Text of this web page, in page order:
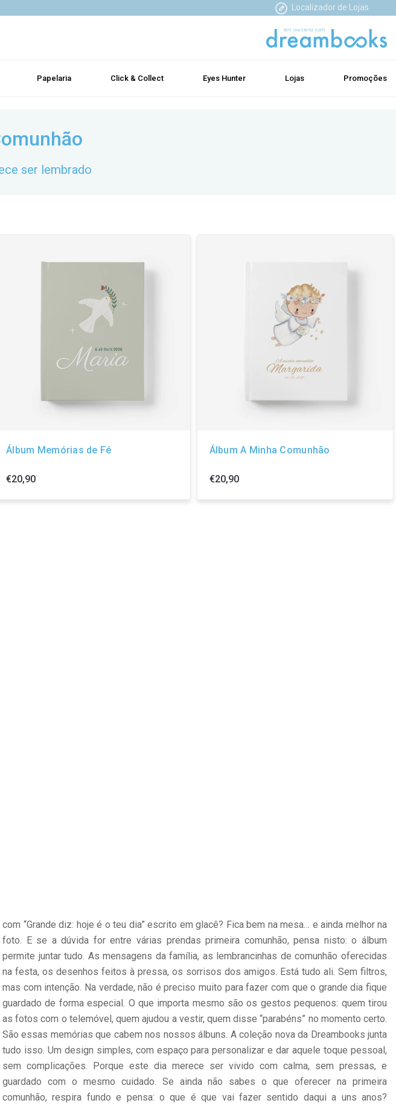
Localizador de Lojas
Papelaria Click & Collect Eyes Hunter Lojas Promoções
ser lembrado
Álbum Memórias de Fé
€20,90
Álbum A Minha Comunhão
€20,90
com “Grande diz: hoje é o teu dia” escrito em glacê? Fica bem na mesa… e ainda melhor na
foto. E se a dúvida for entre várias prendas primeira comunhão, pensa nisto: o álbum
permite juntar tudo. As mensagens da família, as lembrancinhas de comunhão oferecidas
na festa, os desenhos feitos à pressa, os sorrisos dos amigos. Está tudo ali. Sem filtros,
mas com intenção. Na verdade, não é preciso muito para fazer com que o grande dia fique
guardado de forma especial. O que importa mesmo são os gestos pequenos: quem tirou
as fotos com o telemóvel, quem ajudou a vestir, quem disse “parabéns” no momento certo.
São essas memórias que cabem nos nossos álbuns. A coleção nova da Dreambooks junta
tudo isso. Um design simples, com espaço para personalizar e dar aquele toque pessoal,
sem complicações. Porque este dia merece ser vivido com calma, sem pressas, e
guardado com o mesmo cuidado. Se ainda não sabes o que oferecer na primeira
comunhão, respira fundo e pensa: o que é que vai fazer sentido daqui a uns anos?